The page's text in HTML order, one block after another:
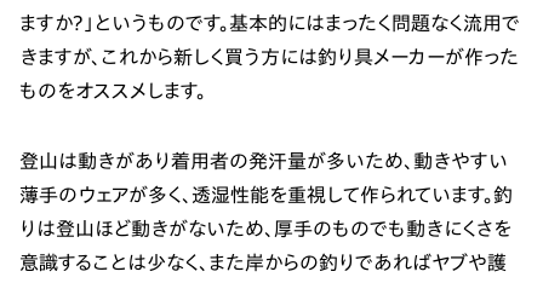
ますか？」というものです。基本的にはまったく問題なく流用で
きますが、これから新しく買う方には釣り具メーカーが作った
ものをオススメします。
登山は動きがあり着用者の発汗量が多いため、動きやすい
薄手のウェアが多く、透湿性能を重視して作られています。釣
りは登山ほど動きがないため、厚手のものでも動きにくさを
意識することは少なく、また岸からの釣りであればヤブや護